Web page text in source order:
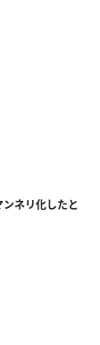
ネリ化したと